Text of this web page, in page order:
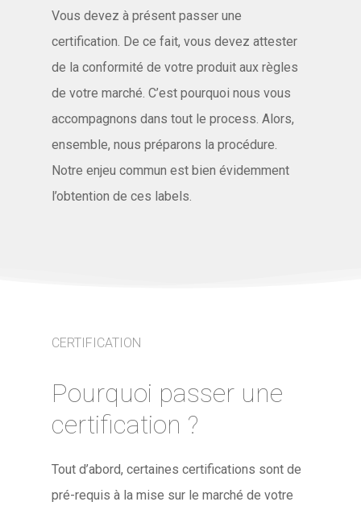
Vous devez à présent passer une
certification. De ce fait, vous devez attester
de la conformité de votre produit aux règles
de votre marché. C’est pourquoi nous vous
accompagnons dans tout le process. Alors,
ensemble, nous préparons la procédure.
Notre enjeu commun est bien évidemment
l’obtention de ces labels.
CERTIFICATION
Pourquoi passer une
certification ?
Tout d’abord, certaines certifications sont de
pré-requis à la mise sur le marché de votre